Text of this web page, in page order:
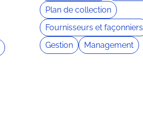
Plan de collection
Fournisseurs et façonniers
Gestion
Management